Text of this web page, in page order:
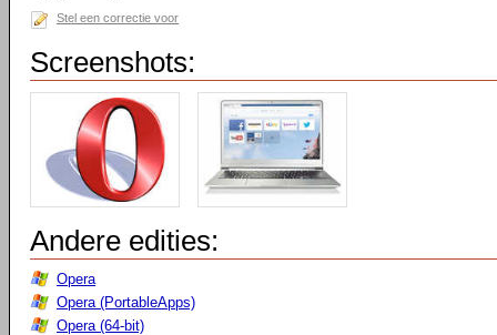
Stel een correctie voor
Screenshots:
Andere edities:
Opera
Opera (PortableApps)
Opera (64-bit)